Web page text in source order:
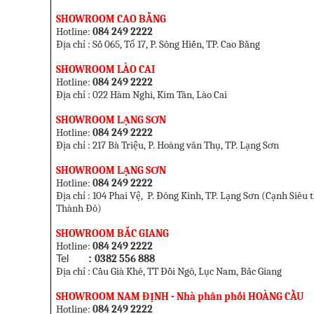
SHOWROOM CAO BẰNG
Hotline:084 249 2222
Địa chỉ : Số 065, Tổ 17, P. Sông Hiến, TP. Cao Bằng
SHOWROOM LÀO CAI
Hotline:084 249 2222
Địa chỉ : 022 Hàm Nghi, Kim Tân, Lào Cai
SHOWROOM LẠNG SƠN
Hotline:084 249 2222
Địa chỉ : 217 Bà Triệu, P. Hoàng văn Thụ, TP. Lạng Sơn
SHOWROOM LẠNG SƠN
Hotline:084 249 2222
Địa chỉ : 104 Phai Vệ, P. Đông Kinh, TP. Lạng Sơn (Cạnh Siêu
Thành Đô)
SHOWROOM BẮC GIANG
Hotline:084 249 2222
Tel :0382 556 888
Địa chỉ : Cầu Già Khê, TT Đồi Ngô, Lục Nam, Bắc Giang
SHOWROOM NAM ĐỊNH - Nhà phân phối HOÀNG CẦU
Hotline:084 249 2222